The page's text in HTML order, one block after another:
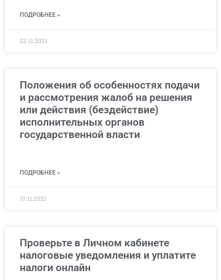
ПОДРОБНЕЕ »
22.11.2021
Положения об особенностях подачи
и рассмотрения жалоб на решения
или действия (бездействие)
исполнительных органов
государственной власти
ПОДРОБНЕЕ »
17.11.2021
Проверьте в Личном кабинете
налоговые уведомления и уплатите
налоги онлайн